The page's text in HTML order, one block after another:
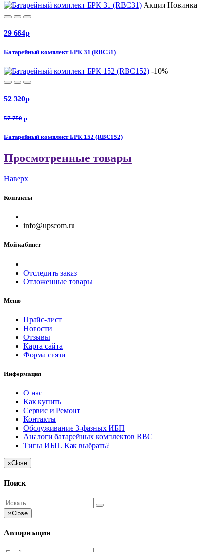
Акция Новинка
29 664p
Батарейный комплект БРК 31 (RBC31)
-10%
52 320p
57 750 p
Батарейный комплект БРК 152 (RBC152)
Просмотренные товары
Наверх
Контакты
info@upscom.ru
Мой кабинет
Отследить заказ
Отложенные товары
Меню
Прайс-лист
Новости
Отзывы
Карта сайта
Форма связи
Информация
О нас
Как купить
Сервис и Ремонт
Контакты
Обслуживание 3-фазных ИБП
Аналоги батарейных комплектов RBC
Типы ИБП. Как выбрать?
xClose
Поиск
×Close
Авторизация